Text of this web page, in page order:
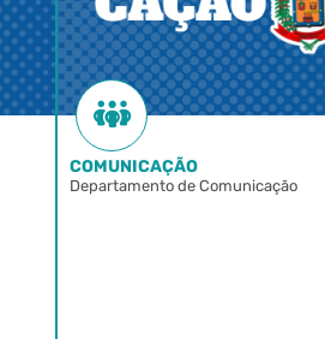
COMUNICAÇÃO
Departamento de Comunicação